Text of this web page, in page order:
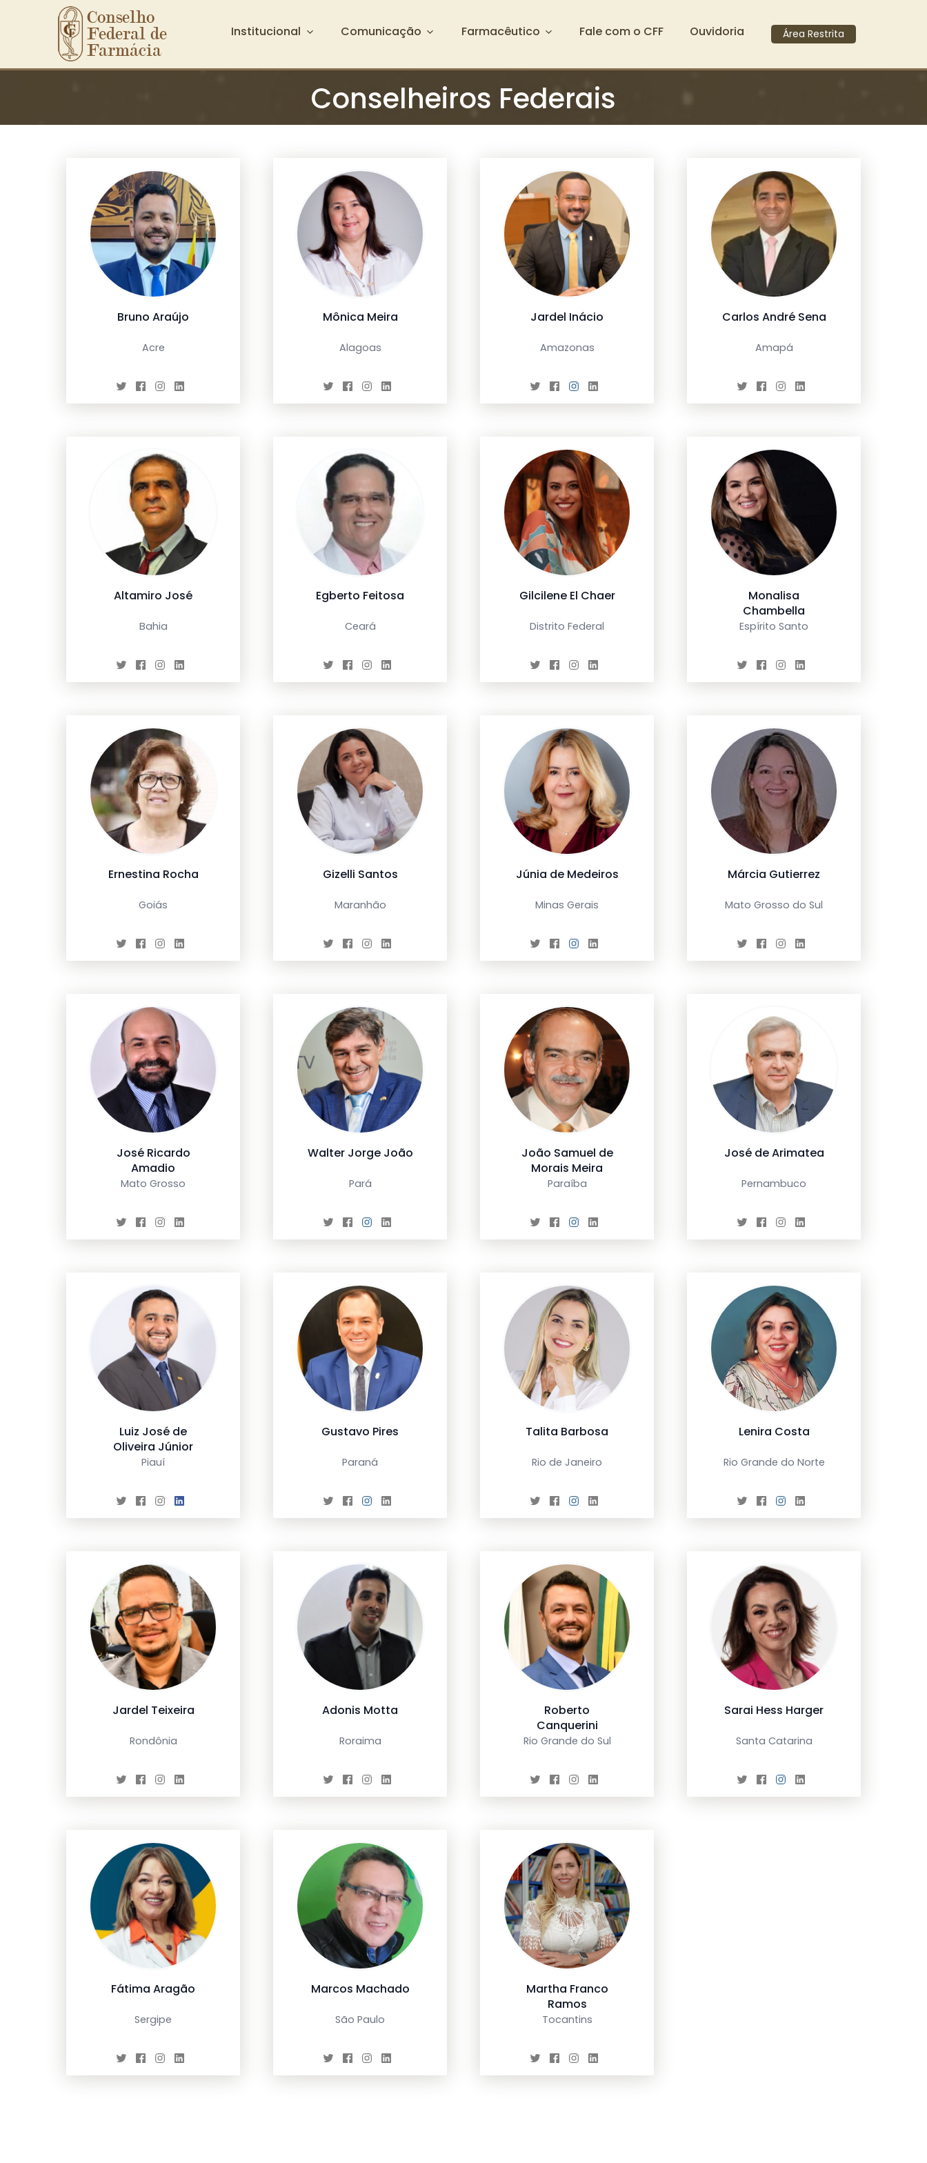
Ir para o conteúdo principal
Conselho
Federal de
Farmácia
Institucional Comunicação Farmacêutico Fale com o CFF Ouvidoria Área Restrita
Conselheiros Federais
Bruno Araújo
Acre
Mônica Meira
Alagoas
Jardel Inácio
Amazonas
Carlos André Sena
Amapá
Altamiro José
Bahia
Egberto Feitosa
Ceará
Gilcilene El Chaer
Distrito Federal
Monalisa
Chambella
Espírito Santo
Ernestina Rocha
Goiás
Gizelli Santos
Maranhão
Júnia de Medeiros
Minas Gerais
Márcia Gutierrez
Mato Grosso do Sul
José Ricardo
Amadio
Mato Grosso
Walter Jorge João
Pará
João Samuel de
Morais Meira
Paraíba
José de Arimatea
Pernambuco
Luiz José de
Oliveira Júnior
Piauí
Gustavo Pires
Paraná
Talita Barbosa
Rio de Janeiro
Lenira Costa
Rio Grande do Norte
Jardel Teixeira
Rondônia
Adonis Motta
Roraima
Roberto
Canquerini
Rio Grande do Sul
Sarai Hess Harger
Santa Catarina
Fátima Aragão
Sergipe
Marcos Machado
São Paulo
Martha Franco
Ramos
Tocantins